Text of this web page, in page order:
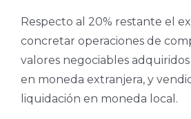
Respecto al 20% restante el
concretar operaciones de
valores negociables
en moneda extranjera, y
liquidación en moneda local.